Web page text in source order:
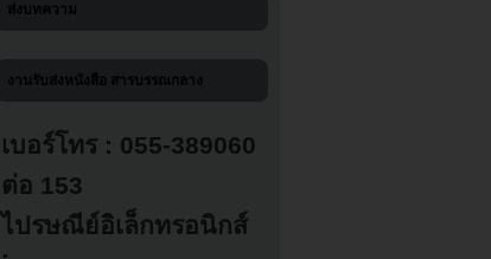
ส่งบทความ
งานรับส่งหนังสือ สารบรรณกลาง
เบอร์โทร : 055-389060
ต่อ 153
ไปรษณีย์อิเล็กทรอนิกส์